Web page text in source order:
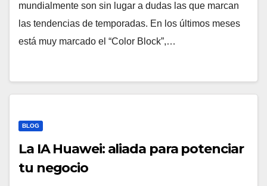
mundialmente son sin lugar a dudas las que marcan
las tendencias de temporadas. En los últimos meses
está muy marcado el “Color Block”,…
BLOG
La IA Huawei: aliada para potenciar
tu negocio